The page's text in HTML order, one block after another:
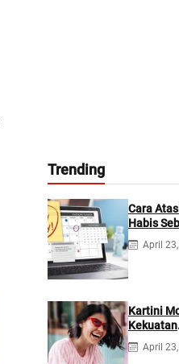
Trending
Cara
Habis
Gajian
April
Kartini
Kekuatan
Rawat Diri
April